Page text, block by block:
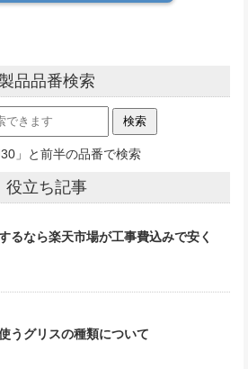
製品品番検索
」と前半の品番で検索
役立ち記事
るなら楽天市場が工事費込みで安く
うグリスの種類について